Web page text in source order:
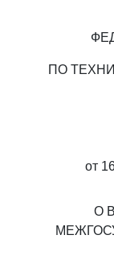
ПО
от
О